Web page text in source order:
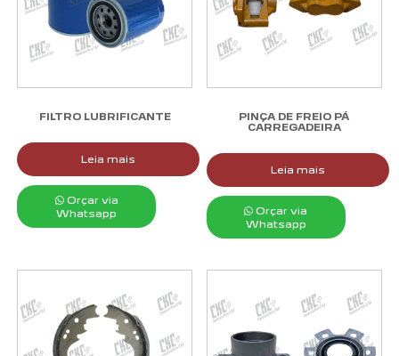
FILTRO LUBRIFICANTE
Leia mais
Orçar via
Whatsapp
PINÇA DE FREIO PÁ
CARREGADEIRA
Leia mais
Orçar via
Whatsapp